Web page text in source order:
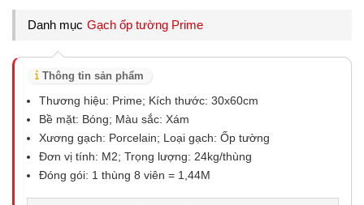
Danh mục Gạch ốp tường Prime
Thông tin sản phẩm
Thương hiệu: Prime; Kích thước: 30x60cm
Bề mặt: Bóng; Màu sắc: Xám
Xương gạch: Porcelain; Loại gạch: Ốp tường
Đơn vị tính: M2; Trọng lượng: 24kg/thùng
Đóng gói: 1 thùng 8 viên = 1,44M